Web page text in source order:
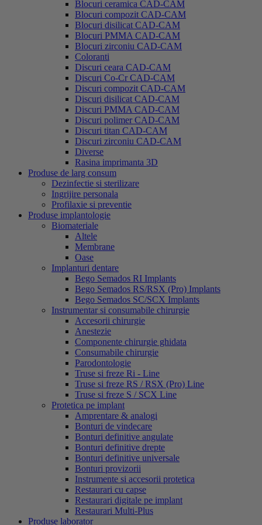
Blocuri ceramica CAD-CAM
Blocuri compozit CAD-CAM
Blocuri disilicat CAD-CAM
Blocuri PMMA CAD-CAM
Blocuri zirconiu CAD-CAM
Coloranti
Discuri ceara CAD-CAM
Discuri Co-Cr CAD-CAM
Discuri compozit CAD-CAM
Discuri disilicat CAD-CAM
Discuri PMMA CAD-CAM
Discuri polimer CAD-CAM
Discuri titan CAD-CAM
Discuri zirconiu CAD-CAM
Diverse
Rasina imprimanta 3D
Produse de larg consum
Dezinfectie si sterilizare
Ingrijire personala
Profilaxie si preventie
Produse implantologie
Biomateriale
Altele
Membrane
Oase
Implanturi dentare
Bego Semados RI Implants
Bego Semados RS/RSX (Pro) Implants
Bego Semados SC/SCX Implants
Instrumentar si consumabile chirurgie
Accesorii chirurgie
Anestezie
Componente chirurgie ghidata
Consumabile chirurgie
Parodontologie
Truse si freze Ri - Line
Truse si freze RS / RSX (Pro) Line
Truse si freze S / SCX Line
Protetica pe implant
Amprentare & analogi
Bonturi de vindecare
Bonturi definitive angulate
Bonturi definitive drepte
Bonturi definitive universale
Bonturi provizorii
Instrumente si accesorii protetica
Restaurari cu capse
Restaurari digitale pe implant
Restaurari Multi-Plus
Produse laborator